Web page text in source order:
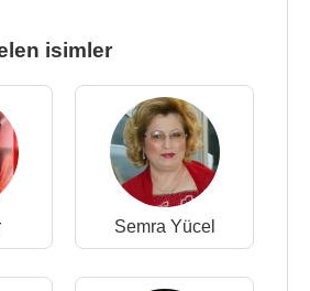
isimler
Semra Yücel